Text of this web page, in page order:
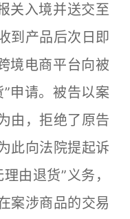
关入境并送交至
到产品后次日即
境电商平台向被
申请。被告以案
由，拒绝了原告
此向法院提起诉
由退货”义务，
案涉商品的交易